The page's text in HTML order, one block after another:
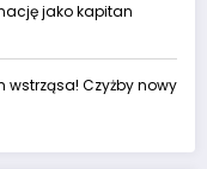
jako kapitan
Czyżby nowy